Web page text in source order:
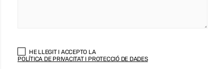
HE LLEGIT I ACCEPTO LA
POLÍTICA DE PRIVACITAT I PROTECCIÓ DE DADES